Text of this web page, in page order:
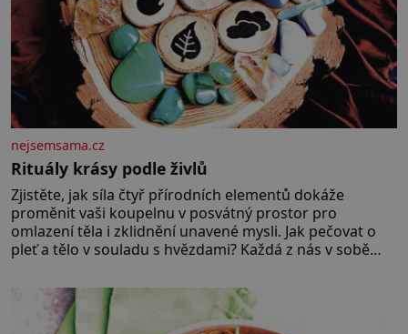
nejsemsama.cz
Rituály krásy podle živlů
Zjistěte, jak síla čtyř přírodních elementů dokáže
proměnit vaši koupelnu v posvátný prostor pro
omlazení těla i zklidnění unavené mysli. Jak pečovat o
pleť a tělo v souladu s hvězdami? Každá z nás v sobě
povaze, ale i v potřebách naší pokožky. Ohnivá znamení
Ženy narozené ve znamení Berana, Lva a Střelce v sobě
nesou žár, odvahu a neutuchající elán. Vaše